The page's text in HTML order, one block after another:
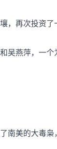
，再次投资
吴燕萍，一个
南美的大毒